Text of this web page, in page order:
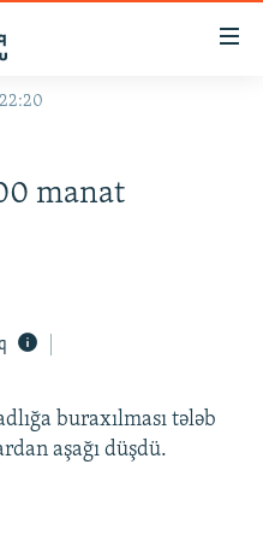
manat
buraxılması tələb
aşağı düşdü.